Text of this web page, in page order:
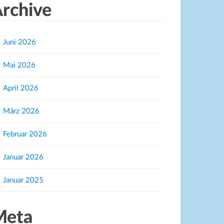
Juni 2026
Mai 2026
April 2026
März 2026
Februar 2026
Januar 2026
Januar 2025